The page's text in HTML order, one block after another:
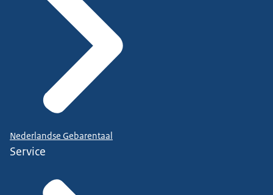
Nederlandse Gebarentaal
Service